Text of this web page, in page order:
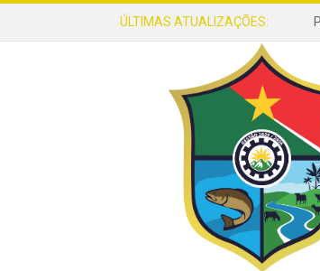
ÚLTIMAS ATUALIZAÇÕES: